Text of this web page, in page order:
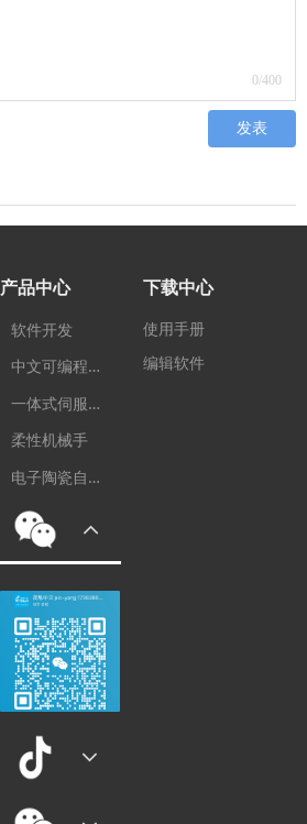
0/400
发表
产品中心
软件开发
中
文可编程控制器
一
体式伺服电机
柔性机械手
电
子陶瓷自动化装备
下载中心
使用手册
编辑软件